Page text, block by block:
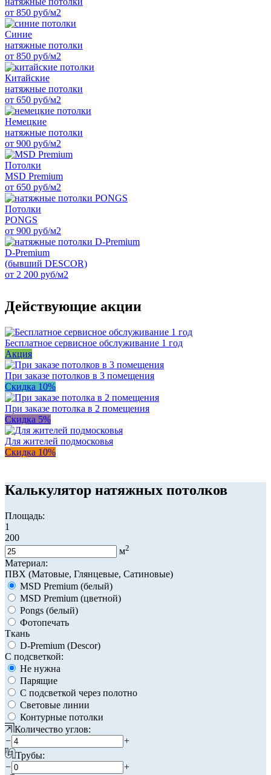
от 850 руб/м2
Синие
натяжные потолки
от 850 руб/м2
Китайские
натяжные потолки
от 650 руб/м2
Немецкие
натяжные потолки
от 900 руб/м2
Потолки
MSD Premium
от 650 руб/м2
Потолки
PONGS
от 900 руб/м2
D-Premium
(бывший DESCOR)
от 2 200 руб/м2
Действующие акции
Бесплатное сервисное обслуживание 1 год
Акция
При заказе потолков в 3 помещения
Скидка 10%
При заказе потолка в 2 помещения
Скидка 5%
Для жителей подмосковья
Скидка 10%
Калькулятор натяжных потолков
Площадь:
1
200
м2
Материал:
ПВХ (Матовые, Глянцевые, Сатиновые)
MSD Premium (белый)
MSD Premium (цветной)
Pongs (белый)
Фотопечать
Ткань
D-Premium (Descor)
С подсветкой:
Не нужна
Парящие
С подсветкой через полотно
Световые линии
Контурные потолки
Количество углов:
−
+
Трубы:
−
+